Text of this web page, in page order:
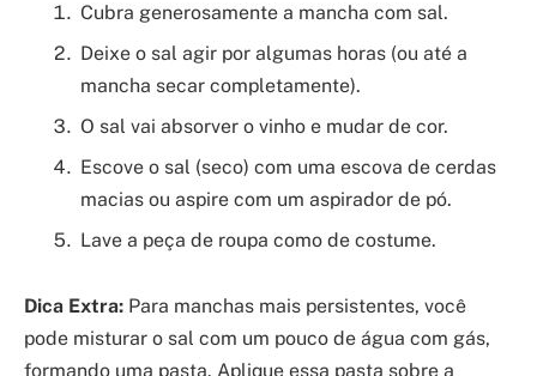
Cubra generosamente a mancha com sal.
Deixe o sal agir por algumas horas (ou até a
mancha secar completamente).
O sal vai absorver o vinho e mudar de cor.
Escove o sal (seco) com uma escova de cerdas
macias ou aspire com um aspirador de pó.
Lave a peça de roupa como de costume.
Dica Extra: Para manchas mais persistentes, você
pode misturar o sal com um pouco de água com gás,
formando uma pasta. Aplique essa pasta sobre a